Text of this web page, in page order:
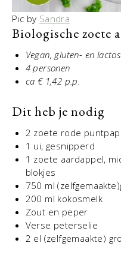
Pic by Sandra
Biologische zoete
Vegan, gluten- en
4 personen
ca € 1,42 p.p.
Dit heb je nodig
2 zoete rode
1 ui, gesnipperd
1 zoete aardappel,
blokjes
750 ml
200 ml kokosmelk
Zout en peper
Verse peterselie
2 el (zelfgemaakte)